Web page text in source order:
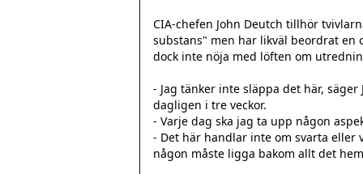
CIA-chefen John Deutch tillhör
substans" men har likväl beordrat
dock inte nöja med löften om
- Jag tänker inte släppa det här,
dagligen i tre veckor.
- Varje dag ska jag ta upp någon
- Det här handlar inte om svarta eller
någon måste ligga bakom allt det